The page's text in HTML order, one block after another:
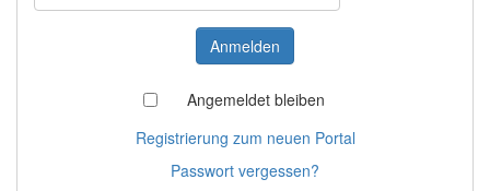
Angemeldet bleiben
Registrierung zum neuen Portal
Passwort vergessen?